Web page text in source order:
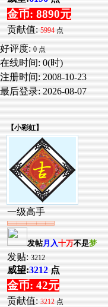
金币: 8890元
贡献值: 5994 点
好评度: 0 点
在线时间: 0(时)
注册时间: 2008-10-23
最后登录: 2026-08-07
【小彩虹】
一级高手
发帖月入十万不是梦
发贴: 3212
威望:3212 点
金币: 42元
贡献值: 3212 点